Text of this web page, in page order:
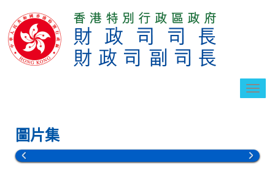
切
圖片集